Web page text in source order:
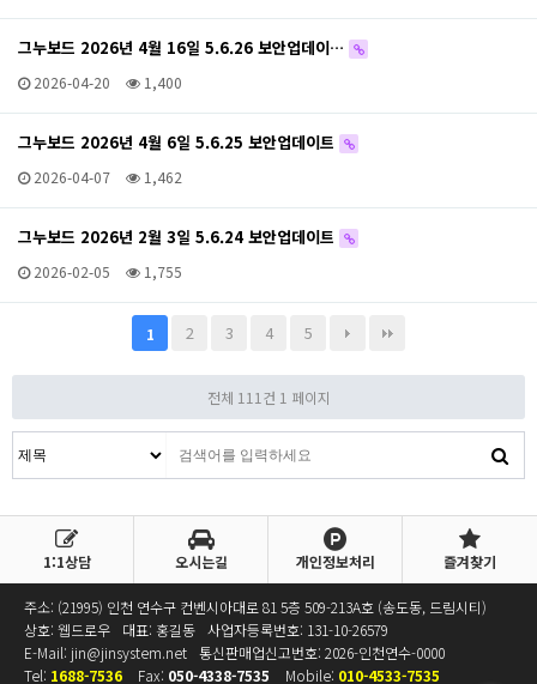
그누보드 2026년 4월 16일 5.6.26 보안업데이…
2026-04-20 1,400
그누보드 2026년 4월 6일 5.6.25 보안업데이트
2026-04-07 1,462
그누보드 2026년 2월 3일 5.6.24 보안업데이트
2026-02-05 1,755
1 2 3 4 5
전체 111건 1 페이지
1:1상담 오시는길 개인정보처리 즐겨찾기
주소: (21995) 인천 연수구 컨벤시아대로 81 5층 509-213A호 (송도동, 드림시티)
상호: 웹드로우
대표: 홍길동 사업자등록번호: 131-10-26579
E-Mail: jin@jinsystem.net 통신판매업신고번호: 2026-인천연수-0000
Tel: 1688-7536 Fax: 050-4338-7535 Mobile: 010-4533-7535